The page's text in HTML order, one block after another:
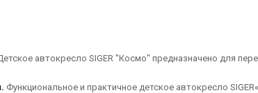
автокресло SIGER "Космо" предназначено для
Функциональное и практичное детское автокресло